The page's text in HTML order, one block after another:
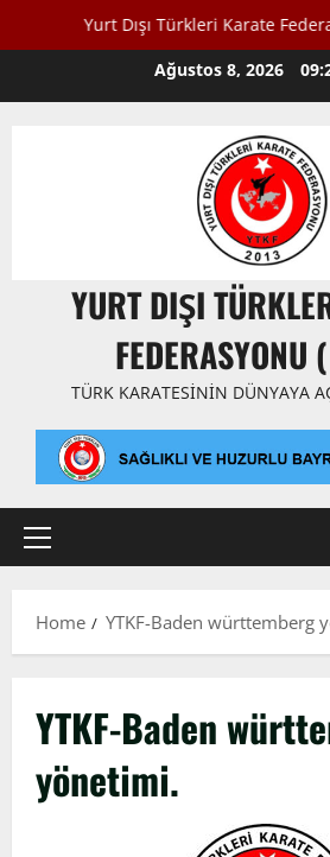
Yurt Dışı Türkleri Karate
Ağustos 8, 2026
YURT DIŞI
FEDERASYONU
TÜRK KARATESININ DÜNYAYA
Primary
Home YTKF-Baden württemberg
YTKF-Baden
yönetimi.